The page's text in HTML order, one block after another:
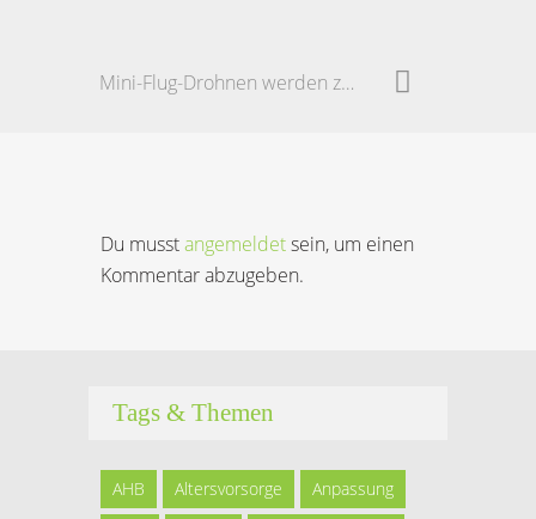
Mini-Flug-Drohnen werden zum Freizeitspaß
Du musstangemeldetsein, um einen
Kommentar abzugeben.
Tags & Themen
AHB Altersvorsorge
Anpassung